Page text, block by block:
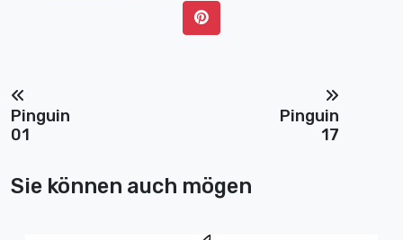
Pinguin
01
Pinguin
17
Sie können auch mögen